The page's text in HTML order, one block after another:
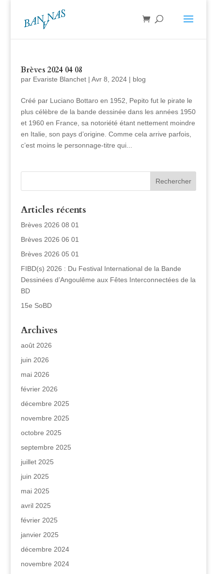
Brèves 2024 04 08
par Evariste Blanchet| Avr 8, 2024| blog
Créé par Luciano Bottaro en 1952, Pepito fut le pirate le
plus célèbre de la bande dessinée dans les années 1950
et 1960 en France, sa notoriété étant nettement moindre
en Italie, son pays d’origine. Comme cela arrive parfois,
c’est moins le personnage-titre qui...
Articles récents
Brèves 2026 08 01
Brèves 2026 06 01
Brèves 2026 05 01
FIBD(s) 2026 : Du Festival International de la Bande
Dessinées d’Angoulême aux Fêtes Interconnectées de la
BD
15e SoBD
Archives
août 2026
juin 2026
mai 2026
février 2026
décembre 2025
novembre 2025
octobre 2025
septembre 2025
juillet 2025
juin 2025
mai 2025
avril 2025
février 2025
janvier 2025
décembre 2024
novembre 2024